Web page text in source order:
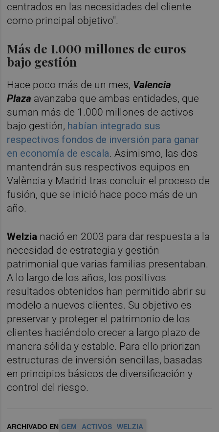
centrados en las necesidades del cliente
como principal objetivo".
Más de 1.000 millones de euros
bajo gestión
Hace poco más de un mes, Valencia
Plaza avanzaba que ambas entidades, que
suman más de 1.000 millones de activos
bajo gestión, habían integrado sus
respectivos fondos de inversión para ganar
en economía de escala. Asimismo, las dos
mantendrán sus respectivos equipos en
València y Madrid tras concluir el proceso de
fusión, que se inició hace poco más de un
año.
Welzia nació en 2003 para dar respuesta a la
necesidad de estrategia y gestión
patrimonial que varias familias presentaban.
A lo largo de los años, los positivos
resultados obtenidos han permitido abrir su
modelo a nuevos clientes. Su objetivo es
preservar y proteger el patrimonio de los
clientes haciéndolo crecer a largo plazo de
manera sólida y estable. Para ello priorizan
estructuras de inversión sencillas, basadas
en principios básicos de diversificación y
control del riesgo.
ARCHIVADO EN GEM ACTIVOS WELZIA